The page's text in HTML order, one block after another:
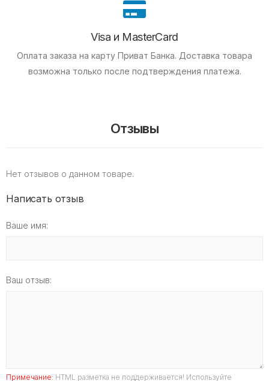
Visa и MasterCard
Оплата заказа на карту Приват Банка. Доставка товара
возможна только после подтверждения платежа.
Отзывы
Нет отзывов о данном товаре.
Написать отзыв
Ваше имя:
Ваш отзыв:
Примечание: HTML разметка не поддерживается! Используйте